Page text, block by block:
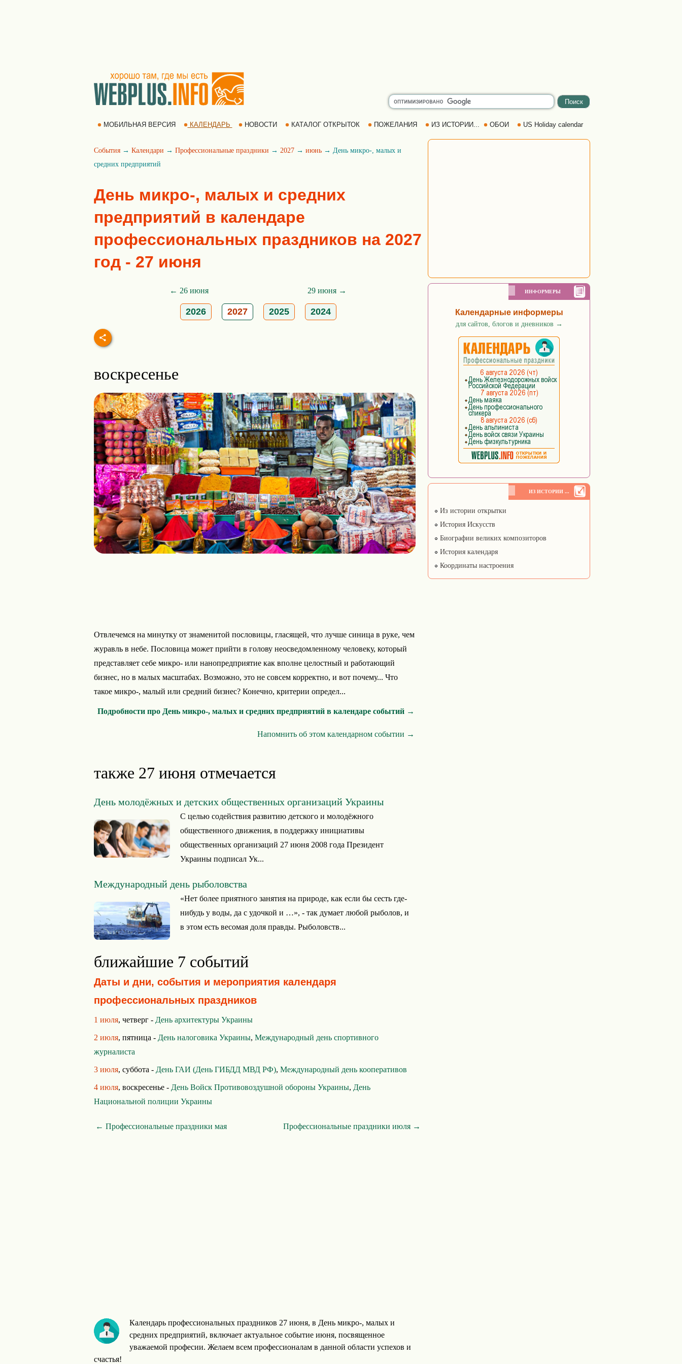
МОБИЛЬНАЯ ВЕРСИЯ КАЛЕНДАРЬ НОВОСТИ КАТАЛОГ ОТКРЫТОК ПОЖЕЛАНИЯ ИЗ ИСТОРИИ... ОБОИ US Holiday calendar
События → Календари → Профессиональные праздники → 2027 → июнь → День микро-, малых и
средних предприятий
День микро-, малых и средних
предприятий в календаре
профессиональных праздников на 2027
год - 27 июня
← 26 июня 29 июня →
2026 2027 2025 2024
воскресенье
Отвлечемся на минутку от знаменитой пословицы, гласящей, что лучше синица в руке, чем
журавль в небе. Пословица может прийти в голову неосведомленному человеку, который
представляет себе микро- или нанопредприятие как вполне целостный и работающий
бизнес, но в малых масштабах. Возможно, это не совсем корректно, и вот почему... Что
такое микро-, малый или средний бизнес? Конечно, критерии определ...
Подробности про День микро-, малых и средних предприятий в календаре событий →
Напомнить об этом календарном событии →
также 27 июня отмечается
День молодёжных и детских общественных организаций Украины
С целью содействия развитию детского и молодёжного
общественного движения, в поддержку инициативы
общественных организаций 27 июня 2008 года Президент
Украины подписал Ук...
Международный день рыболовства
«Нет более приятного занятия на природе, как если бы сесть где-
нибудь у воды, да с удочкой и …», - так думает любой рыболов, и
в этом есть весомая доля правды. Рыболовств...
ближайшие 7 событий
Даты и дни, события и мероприятия календаря
профессиональных праздников
1 июля, четверг - День архитектуры Украины
2 июля, пятница - День налоговика Украины, Международный день спортивного
журналиста
3 июля, суббота - День ГАИ (День ГИБДД МВД РФ), Международный день кооперативов
4 июля, воскресенье - День Войск Противовоздушной обороны Украины, День
Национальной полиции Украины
← Профессиональные праздники мая Профессиональные праздники июля →
Календарь профессиональных праздников 27 июня, в День микро-, малых и
средних предприятий, включает актуальное событие июня, посвященное
уважаемой професии. Желаем всем профессионалам в данной области успехов и
счастья!
ИНФОРМЕРЫ
Календарные информеры
для сайтов, блогов и дневников →
ИЗ ИСТОРИИ ...
Из истории открытки
История Искусств
Биографии великих композиторов
История календаря
Координаты настроения